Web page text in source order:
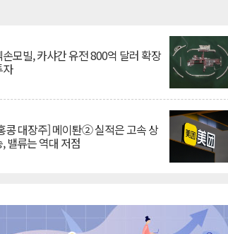
손모빌, 카샤간 유전 800억 달러 확장
자
콩 대장주] 메이퇀② 실적은 고속 상
, 밸류는 역대 저점